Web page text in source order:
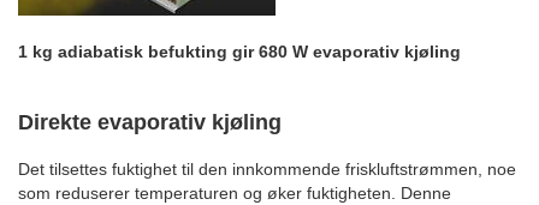
1 kg adiabatisk befukting gir 680 W evaporativ kjøling
Direkte evaporativ kjøling
Det tilsettes fuktighet til den innkommende friskluftstrømmen, noe
som reduserer temperaturen og øker fuktigheten. Denne